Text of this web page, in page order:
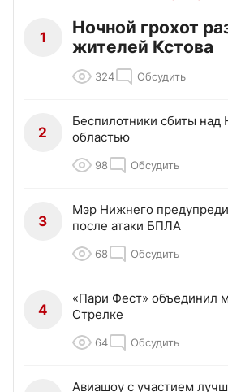
1
Ночной грохот
жителей Кстова
324 Обсудить
2
Беспилотники сбиты над
областью
98 Обсудить
3
Мэр Нижнего
после атаки БПЛА
68 Обсудить
4
«Пари Фест» объединил
Стрелке
64 Обсудить
Авиашоу с участием